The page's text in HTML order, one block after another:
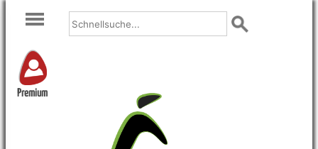
Premium